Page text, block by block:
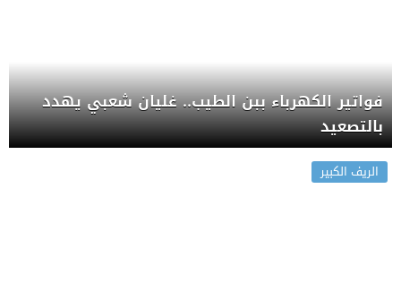
فواتير الكهرباء ببن الطيب.. غليان شعبي يهدد
بالتصعيد
الريف الكبير